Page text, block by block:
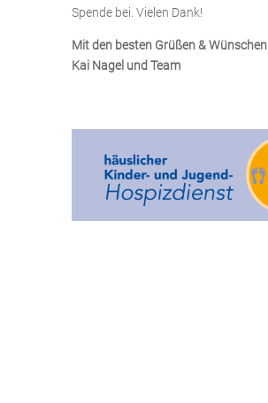
Spende bei. Vielen Dank!
Mit den besten Grüßen & Wünschen
Kai Nagel und Team